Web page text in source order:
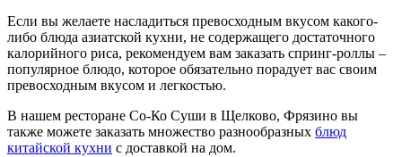
Если вы желаете насладиться превосходным вкусом какого-
либо блюда азиатской кухни, не содержащего достаточного
калорийного риса, рекомендуем вам заказать спринг-роллы –
популярное блюдо, которое обязательно порадует вас своим
превосходным вкусом и легкостью.
В нашем ресторане Со-Ко Суши в Щелково, Фрязино вы
также можете заказать множество разнообразных блюд
китайской кухни с доставкой на дом.